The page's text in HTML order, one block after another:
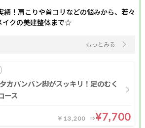
績！肩こりや首コリなどの悩みから、若々
イクの美建整体まで☆
もっとみる
方パンパン脚がスッキリ！足のむく
ース
￥13,200 ¥7,700